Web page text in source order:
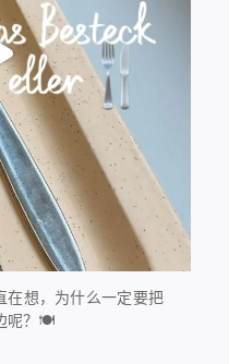
在想，为什么一定要把
呢？🍽️